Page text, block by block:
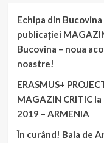
Echipa din
publicației
Bucovina – noua
noastre!
ERASMUS+
MAGAZIN CRITICla
2019 – ARMENIA
În curând! Baia de